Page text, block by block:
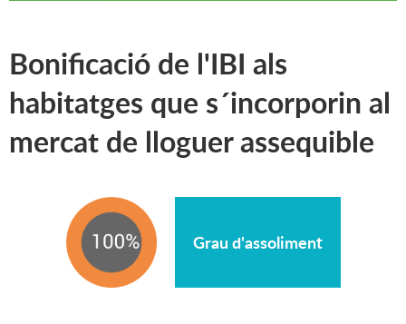
Bonificació de l'IBI als
habitatges que s´incorporin al
mercat de lloguer assequible
Grau d'assoliment